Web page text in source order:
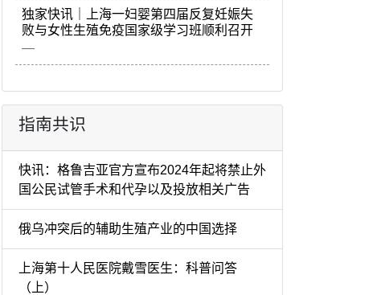
独家快讯｜上海一妇婴第四届反复妊娠失
败与女性生殖免疫国家级学习班顺利召开
指南共识
快讯：格鲁吉亚官方宣布2024年起将禁止外
国公民试管手术和代孕以及投放相关广告
俄乌冲突后的辅助生殖产业的中国选择
上海第十人民医院戴雪医生：科普问答
（上）